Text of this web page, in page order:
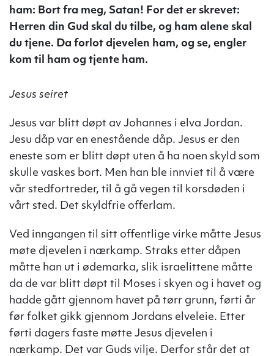
ham: Bort fra meg, Satan! For det er skrevet:
Herren din Gud skal du tilbe, og ham alene skal
du tjene. Da forlot djevelen ham, og se, engler
kom til ham og tjente ham.
Jesus seiret
Jesus var blitt døpt av Johannes i elva Jordan.
Jesu dåp var en enestående dåp. Jesus er den
eneste som er blitt døpt uten å ha noen skyld som
skulle vaskes bort. Men han ble innviet til å være
vår stedfortreder, til å gå vegen til korsdøden i
vårt sted. Det skyldfrie offerlam.
Ved inngangen til sitt offentlige virke måtte Jesus
møte djevelen i nærkamp. Straks etter dåpen
måtte han ut i ødemarka, slik israelittene måtte
da de var blitt døpt til Moses i skyen og i havet og
hadde gått gjennom havet på tørr grunn, førti år
før folket gikk gjennom Jordans elveleie. Etter
førti dagers faste møtte Jesus djevelen i
nærkamp. Det var Guds vilje. Derfor står det at